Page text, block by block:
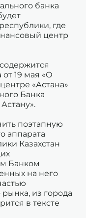
банка
где
центр
от 19 мая «О
«Астана»
Банка
поэтапную
аппарата
Казахстан
Банком
на него
из города
в тексте